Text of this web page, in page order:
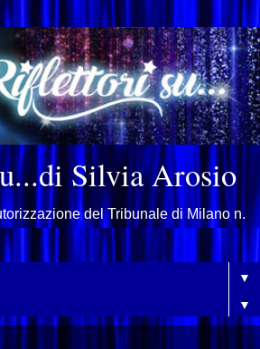
Silvia Arosio
del Tribunale di Milano n.
▼
▼